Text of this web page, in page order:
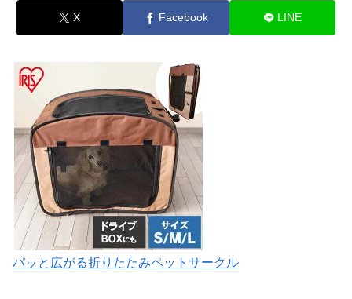
X Facebook LINE
パッと広がる折りたたみペットサークル